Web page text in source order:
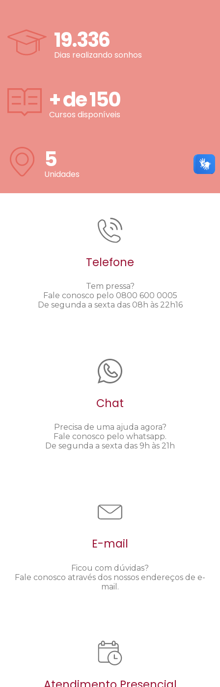
19.336
Dias realizando sonhos
+ de150
Cursos disponíveis
5
Unidades
Telefone
Tem pressa?
Fale conosco pelo 0800 600 0005
De segunda a sexta das 08h às 22h16
Chat
Precisa de uma ajuda agora?
Fale conosco pelo whatsapp.
De segunda a sexta das 9h às 21h
E-mail
Ficou com dúvidas?
Fale conosco através dos nossos endereços de e-
mail.